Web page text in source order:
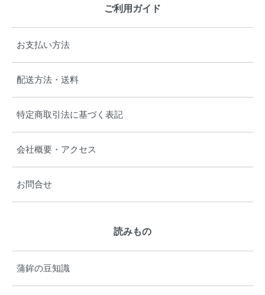
ご利用ガイド
お支払い方法
配送方法・送料
特定商取引法に基づく表記
会社概要・アクセス
お問合せ
読みもの
蒲鉾の豆知識